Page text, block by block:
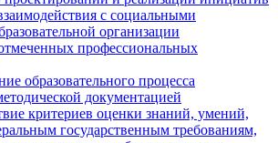
с социальными
организации
профессиональных
образовательного процесса
документацией
критериев оценки знаний, умений,
государственным требованиям,